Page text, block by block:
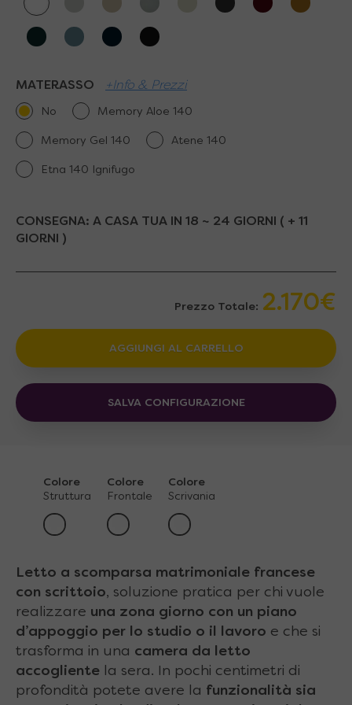
MATERASSO +Info & Prezzi
No Memory Aloe 140
Memory Gel 140 Atene 140
Etna 140 Ignifugo
CONSEGNA: A CASA TUA IN 18 ~ 24 GIORNI ( + 11
GIORNI )
Prezzo Totale: 2.170€
AGGIUNGI AL CARRELLO
SALVA CONFIGURAZIONE
Colore
Struttura
Colore
Frontale
Colore
Scrivania
Letto a scomparsa matrimoniale francese
con scrittoio, soluzione pratica per chi vuole
realizzare una zona giorno con un piano
d’appoggio per lo studio o il lavoro e che si
trasforma in una camera da letto
accogliente la sera. In pochi centimetri di
profondità potete avere la funzionalità sia